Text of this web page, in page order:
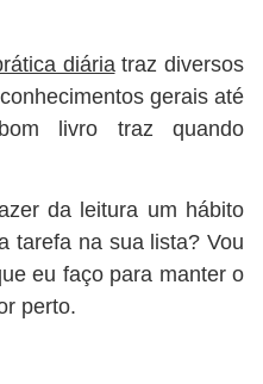
diária traz diversos
gerais até
livro traz quando
da leitura um hábito
tarefa na sua lista? Vou
eu faço para manter o
perto.